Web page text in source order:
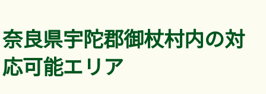
奈良県宇陀郡御杖村内の対
応可能エリア